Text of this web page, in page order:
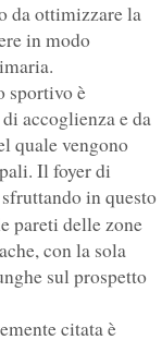
da ottimizzare la
in modo
sportivo è
accoglienza e da
quale vengono
Il foyer di
in questo
pareti delle zone
con la sola
sul prospetto
citata è